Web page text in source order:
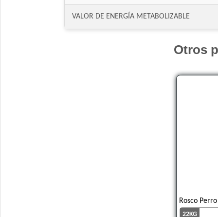
VALOR DE ENERGÍA METABOLIZABLE
Otros
Rosco
22KG